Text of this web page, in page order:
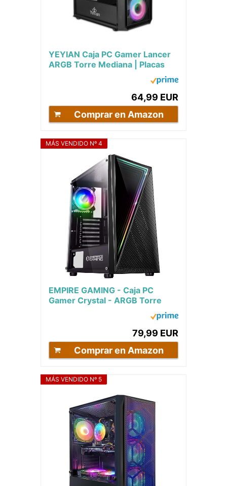
YEYIAN Caja PC Gamer Lancer
ARGB Torre Mediana | Placas
ATX Micro ATX Mini ITX | Frontal
64,99 EUR
Comprar en Amazon
MÁS VENDIDO Nº 4
EMPIRE GAMING - Caja PC
Gamer Crystal - ARGB Torre
Mediana ATX, Micro ATX e ITX -
79,99 EUR
Comprar en Amazon
MÁS VENDIDO Nº 5